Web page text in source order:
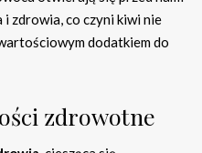
zdrowia, co czyni kiwi nie
dodatkiem do
zdrowotne